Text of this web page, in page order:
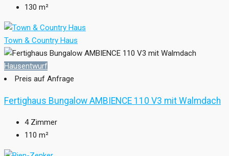
130 m²
Town & Country Haus
Hausentwurf
Preis auf Anfrage
Fertighaus Bungalow AMBIENCE 110 V3 mit Walmdach
4 Zimmer
110 m²